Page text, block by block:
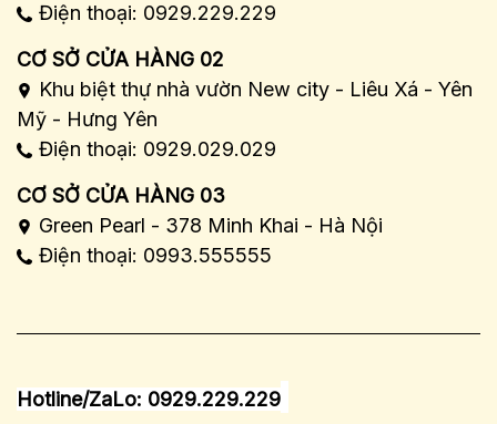
Điện thoại: 0929.229.229
CƠ SỞ CỬA HÀNG 02
Khu biệt thự nhà vườn New city - Liêu Xá - Yên
Mỹ - Hưng Yên
Điện thoại: 0929.029.029
CƠ SỞ CỬA HÀNG 03
Green Pearl - 378 Minh Khai - Hà Nội
Điện thoại: 0993.555555
Hotline/ZaLo: 0929.229.229